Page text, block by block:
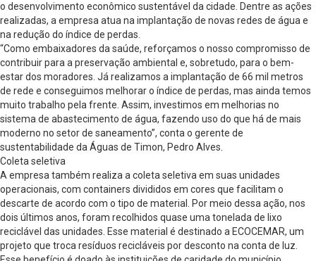
o desenvolvimento econômico sustentável da cidade. Dentre as ações
realizadas, a empresa atua na implantação de novas redes de água e
na redução do índice de perdas.
“Como embaixadores da saúde, reforçamos o nosso compromisso de
contribuir para a preservação ambiental e, sobretudo, para o bem-
estar dos moradores. Já realizamos a implantação de 66 mil metros
de rede e conseguimos melhorar o índice de perdas, mas ainda temos
muito trabalho pela frente. Assim, investimos em melhorias no
sistema de abastecimento de água, fazendo uso do que há de mais
moderno no setor de saneamento”, conta o gerente de
sustentabilidade da Águas de Timon, Pedro Alves.
Coleta seletiva
A empresa também realiza a coleta seletiva em suas unidades
operacionais, com containers divididos em cores que facilitam o
descarte de acordo com o tipo de material. Por meio dessa ação, nos
dois últimos anos, foram recolhidos quase uma tonelada de lixo
reciclável das unidades. Esse material é destinado a ECOCEMAR, um
projeto que troca resíduos recicláveis por desconto na conta de luz.